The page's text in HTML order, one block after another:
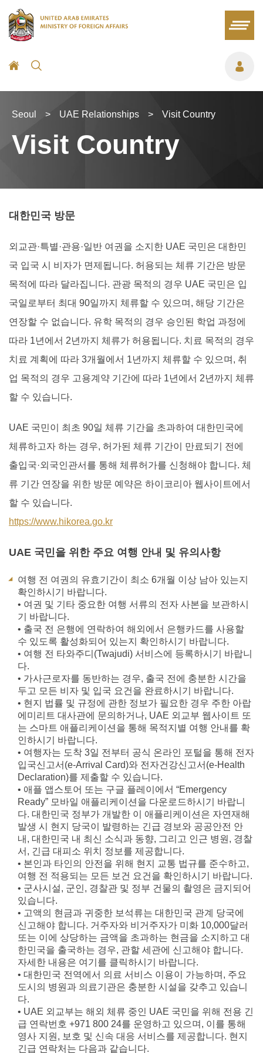
Seoul > UAE Relationships > Visit Country
Visit Country
대한민국 방문
외교관·특별·관용·일반 여권을 소지한 UAE 국민은 대한민
국 입국 시 비자가 면제됩니다. 허용되는 체류 기간은 방문
목적에 따라 달라집니다. 관광 목적의 경우 UAE 국민은 입
국일로부터 최대 90일까지 체류할 수 있으며, 해당 기간은
연장할 수 없습니다. 유학 목적의 경우 승인된 학업 과정에
따라 1년에서 2년까지 체류가 허용됩니다. 치료 목적의 경우
치료 계획에 따라 3개월에서 1년까지 체류할 수 있으며, 취
업 목적의 경우 고용계약 기간에 따라 1년에서 2년까지 체류
할 수 있습니다.
UAE 국민이 최초 90일 체류 기간을 초과하여 대한민국에
체류하고자 하는 경우, 허가된 체류 기간이 만료되기 전에
출입국·외국인관서를 통해 체류허가를 신청해야 합니다. 체
류 기간 연장을 위한 방문 예약은 하이코리아 웹사이트에서
할 수 있습니다.
https://www.hikorea.go.kr
UAE 국민을 위한 주요 여행 안내 및 유의사항
여행 전 여권의 유효기간이 최소 6개월 이상 남아 있는지
확인하시기 바랍니다.
• 여권 및 기타 중요한 여행 서류의 전자 사본을 보관하시
기 바랍니다.
• 출국 전 은행에 연락하여 해외에서 은행카드를 사용할
수 있도록 활성화되어 있는지 확인하시기 바랍니다.
• 여행 전 타와주디(Twajudi) 서비스에 등록하시기 바랍니
다.
• 가사근로자를 동반하는 경우, 출국 전에 충분한 시간을
두고 모든 비자 및 입국 요건을 완료하시기 바랍니다.
• 현지 법률 및 규정에 관한 정보가 필요한 경우 주한 아랍
에미리트 대사관에 문의하거나, UAE 외교부 웹사이트 또
는 스마트 애플리케이션을 통해 목적지별 여행 안내를 확
인하시기 바랍니다.
• 여행자는 도착 3일 전부터 공식 온라인 포털을 통해 전자
입국신고서(e-Arrival Card)와 전자건강신고서(e-Health
Declaration)를 제출할 수 있습니다.
• 애플 앱스토어 또는 구글 플레이에서 “Emergency
Ready” 모바일 애플리케이션을 다운로드하시기 바랍니
다. 대한민국 정부가 개발한 이 애플리케이션은 자연재해
발생 시 현지 당국이 발령하는 긴급 경보와 공공안전 안
내, 대한민국 내 최신 소식과 동향, 그리고 인근 병원, 경찰
서, 긴급 대피소 위치 정보를 제공합니다.
• 본인과 타인의 안전을 위해 현지 교통 법규를 준수하고,
여행 전 적용되는 모든 보건 요건을 확인하시기 바랍니다.
• 군사시설, 군인, 경찰관 및 정부 건물의 촬영은 금지되어
있습니다.
• 고액의 현금과 귀중한 보석류는 대한민국 관계 당국에
신고해야 합니다. 거주자와 비거주자가 미화 10,000달러
또는 이에 상당하는 금액을 초과하는 현금을 소지하고 대
한민국을 출국하는 경우, 관할 세관에 신고해야 합니다.
자세한 내용은 여기를 클릭하시기 바랍니다.
• 대한민국 전역에서 의료 서비스 이용이 가능하며, 주요
도시의 병원과 의료기관은 충분한 시설을 갖추고 있습니
다.
• UAE 외교부는 해외 체류 중인 UAE 국민을 위해 전용 긴
급 연락번호 +971 800 24를 운영하고 있으며, 이를 통해
영사 지원, 보호 및 신속 대응 서비스를 제공합니다. 현지
긴급 연락처는 다음과 같습니다.